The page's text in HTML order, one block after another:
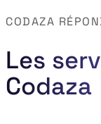
Les
Codaza
CODAZA